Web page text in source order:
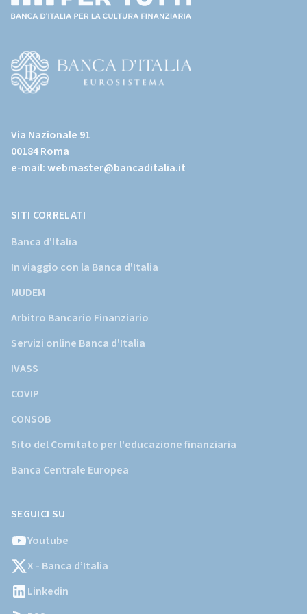
page)
sito
istituzionale
della
Via Nazionale 91
00184 Roma
e-mail:webmaster@bancaditalia.it
SITI CORRELATI
Banca d'Italia
In viaggio con la Banca d'Italia
MUDEM
Arbitro Bancario Finanziario
Servizi online Banca d'Italia
IVASS
COVIP
CONSOB
Sito del Comitato per l'educazione finanziaria
Banca Centrale Europea
SEGUICI SU
Youtube
X - Banca d’Italia
Linkedin